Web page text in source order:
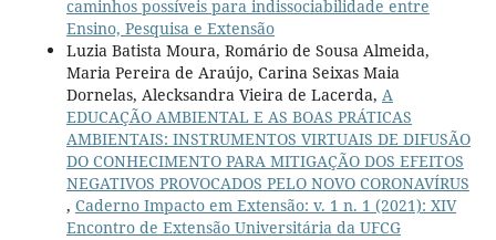
caminhos possíveis para indissociabilidade entre
Ensino, Pesquisa e Extensão
Luzia Batista Moura, Romário de Sousa Almeida,
Maria Pereira de Araújo, Carina Seixas Maia
Dornelas, Alecksandra Vieira de Lacerda, A
EDUCAÇÃO AMBIENTAL E AS BOAS PRÁTICAS
AMBIENTAIS: INSTRUMENTOS VIRTUAIS DE DIFUSÃO
DO CONHECIMENTO PARA MITIGAÇÃO DOS EFEITOS
NEGATIVOS PROVOCADOS PELO NOVO CORONAVÍRUS
, Caderno Impacto em Extensão: v. 1 n. 1 (2021): XIV
Encontro de Extensão Universitária da UFCG